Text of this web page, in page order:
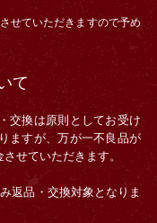
せていただきますので予め
て
交換は原則としてお受け
ますが、万が一不良品が
せていただきます。
返品・交換対象となりま